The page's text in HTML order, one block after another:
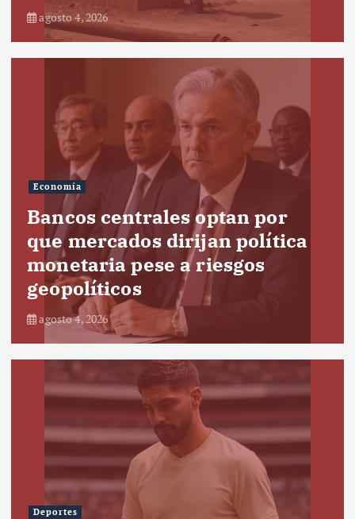
agosto 4, 2026
Economía
Bancos centrales optan por
que mercados dirijan política
monetaria pese a riesgos
geopolíticos
agosto 4, 2026
Deportes